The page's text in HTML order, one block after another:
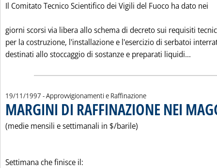
Il Comitato Tecnico Scientifico dei Vigili del Fuoco ha dato nei
giorni scorsi via libera allo schema di decreto sui requisiti
per la costruzione, l'installazione e l'esercizio di serbatoi
destinati allo stoccaggio di sostanze e preparati liquidi...
19/11/1997 - Approvvigionamenti e Raffinazione
MARGINI DI RAFFINAZIONE NEI
(medie mensili e settimanali in $/barile)
Settimana che finisce il: